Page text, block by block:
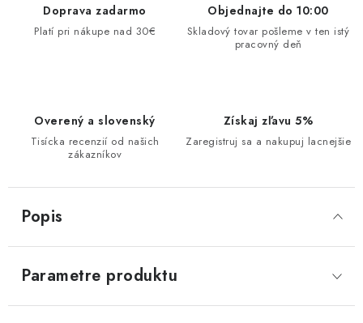
Doprava zadarmo
Platí pri nákupe nad 30€
Objednajte do 10:00
Skladový tovar pošleme v ten istý
pracovný deň
Overený a slovenský
Tisícka recenzií od našich
zákazníkov
Získaj zľavu 5%
Zaregistruj sa a nakupuj lacnejšie
Popis
Parametre produktu